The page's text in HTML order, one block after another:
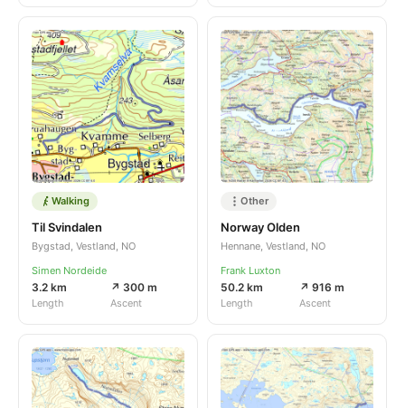
Walking
Til Svindalen
Bygstad, Vestland, NO
Simen Nordeide
3.2 km
Length
↗ 300 m
Ascent
Other
Norway Olden
Hennane, Vestland, NO
Frank Luxton
50.2 km
Length
↗ 916 m
Ascent